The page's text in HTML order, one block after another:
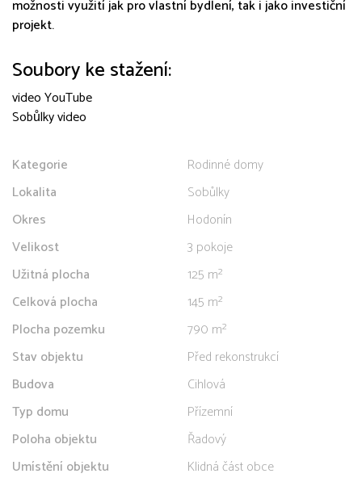
možnosti využití jak pro vlastní bydlení, tak i jako investiční
projekt.
Soubory ke stažení:
video YouTube
Sobůlky video
Kategorie
Rodinné domy
Lokalita
Sobůlky
Okres
Hodonín
Velikost
3 pokoje
Užitná plocha
125 m²
Celková plocha
145 m²
Plocha pozemku
790 m²
Stav objektu
Před rekonstrukcí
Budova
Cihlová
Typ domu
Přízemní
Poloha objektu
Řadový
Umístění objektu
Klidná část obce